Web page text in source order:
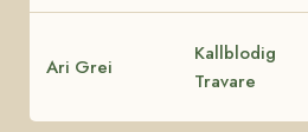
Ari Grei
Kallblodig
Travare